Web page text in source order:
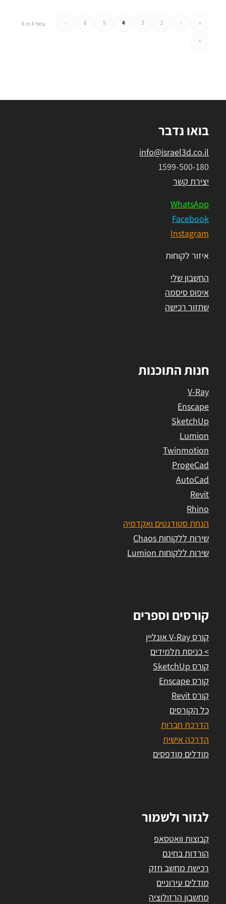
עמוד 4 מ- 6 «
‹
2
3
4
5
6
›
»
בואו נדבר
info@israel3d.co.il
1599-500-180
יצירת קשר
WhatsApp
Facebook
Instagram
איזור לקוחות
החשבון שלי
איפוס סיסמה
שחזור רכישה
חנות התוכנות
V-Ray
Enscape
SketchUp
Lumion
Twinmotion
ProgeCad
AutoCad
Revit
Rhino
הנחת סטודנטים ואקדמיה
שירות ללקוחות Chaos
שירות ללקוחות Lumion
קורסים וספרים
קורס V-Ray אונליין
> כניסת תלמידים
קורס SketchUp
קורס Enscape
קורס Revit
כל הקורסים
הדרכת חברות
הדרכה אישית
מודלים מודפסים
לגזור ולשמור
קבוצות וואטסאפ
הורדות בחינם
רכישת מחשב חזק
מודלים עירוניים
מחשבון הרזולוציה